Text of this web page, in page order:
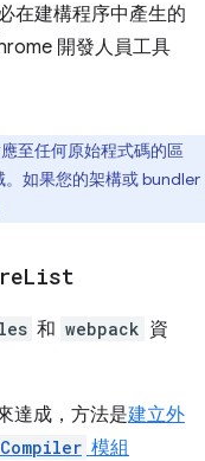
在建構程序中產生的
開發人員工具
至任何原始程式碼的區
如果您的架構或 bundler
List
和 webpack 資
達成，方法是建立外
Compiler 模組